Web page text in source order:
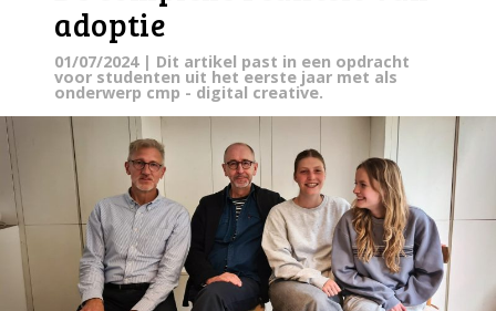
adoptie
01/07/2024| Dit artikel past in een opdracht
voor studenten uit het eerste jaar met als
onderwerp cmp - digital creative.